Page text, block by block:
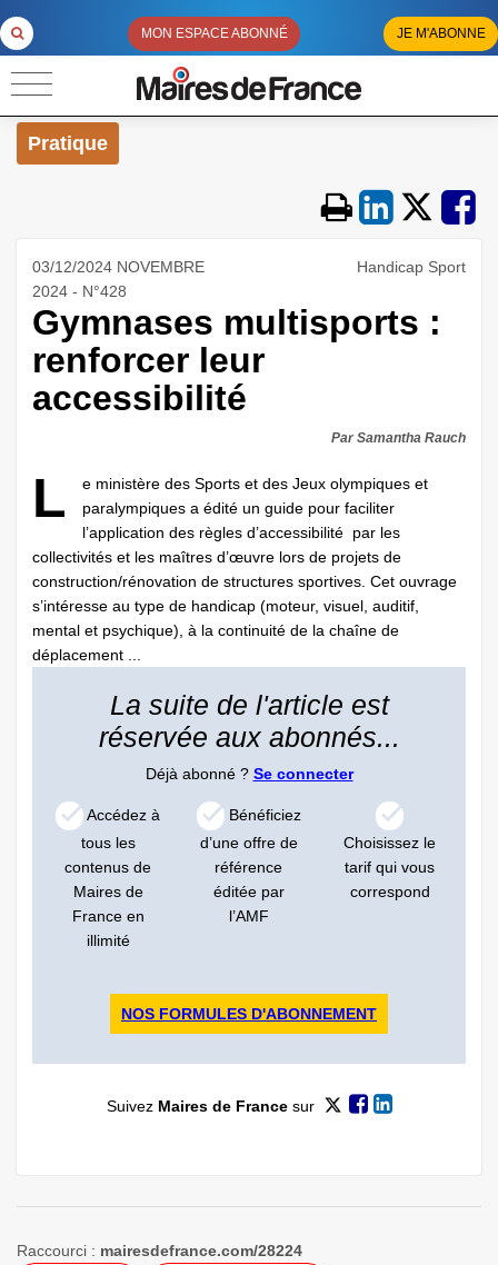
MON ESPACE ABONNÉ JE M'ABONNE
Pratique
03/12/2024 NOVEMBRE
2024 - N°428
Handicap Sport
Gymnases multisports :
renforcer leur
accessibilité
Par Samantha Rauch
L
e ministère des Sports et des Jeux olympiques et
paralympiques a édité un guide pour faciliter
l’application des règles d’accessibilité par les
collectivités et les maîtres d’œuvre lors de projets de
construction/rénovation de structures sportives. Cet ouvrage
s’intéresse au type de handicap (moteur, visuel, auditif,
mental et psychique), à la continuité de la chaîne de
déplacement ...
La suite de l'article est
réservée aux abonnés...
Déjà abonné ? Se connecter
Accédez à
tous les
contenus de
Maires de
France en
illimité
Bénéficiez
d’une offre de
référence
éditée par
l’AMF
Choisissez le
tarif qui vous
correspond
NOS FORMULES D'ABONNEMENT
Suivez Maires de Francesur
Raccourci : mairesdefrance.com/28224